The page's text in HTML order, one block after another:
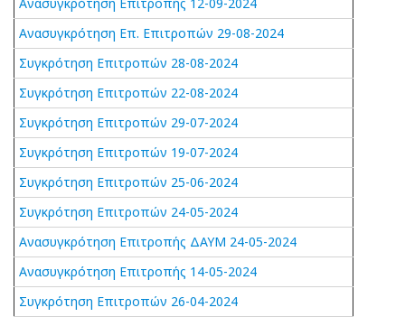
Ανασυγκρότηση Επ. Επιτροπών 29-08-2024
Συγκρότηση Επιτροπών 28-08-2024
Συγκρότηση Επιτροπών 22-08-2024
Συγκρότηση Επιτροπών 29-07-2024
Συγκρότηση Επιτροπών 19-07-2024
Συγκρότηση Επιτροπών 25-06-2024
Συγκρότηση Επιτροπών 24-05-2024
Ανασυγκρότηση Επιτροπής ΔΑΥΜ 24-05-2024
Ανασυγκρότηση Επιτροπής 14-05-2024
Συγκρότηση Επιτροπών 26-04-2024